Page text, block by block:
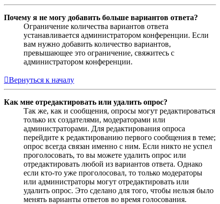
Почему я не могу добавить больше вариантов ответа?
Ограничение количества вариантов ответа
устанавливается администратором конференции. Если
вам нужно добавить количество вариантов,
превышающее это ограничение, свяжитесь с
администратором конференции.
Вернуться к началу
Как мне отредактировать или удалить опрос?
Так же, как и сообщения, опросы могут редактироваться
только их создателями, модераторами или
администраторами. Для редактирования опроса
перейдите к редактированию первого сообщения в теме;
опрос всегда связан именно с ним. Если никто не успел
проголосовать, то вы можете удалить опрос или
отредактировать любой из вариантов ответа. Однако
если кто-то уже проголосовал, то только модераторы
или администраторы могут отредактировать или
удалить опрос. Это сделано для того, чтобы нельзя было
менять варианты ответов во время голосования.